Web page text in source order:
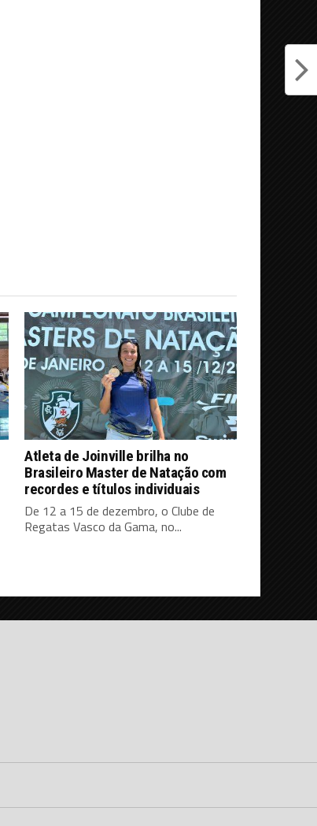
Atleta de Joinville brilha no
Brasileiro Master de Natação com
recordes e títulos individuais
De 12 a 15 de dezembro, o Clube de
Regatas Vasco da Gama, no...